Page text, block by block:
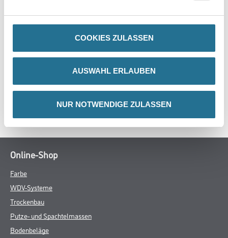
COOKIES ZULASSEN
AUSWAHL ERLAUBEN
NUR NOTWENDIGE ZULASSEN
ZUSATZINFOS
GEFAHRENHINWEISE
SPEZIFIKATIONEN
Online-Shop
Farbe
WDV-Systeme
Trockenbau
Putze- und Spachtelmassen
Bodenbeläge